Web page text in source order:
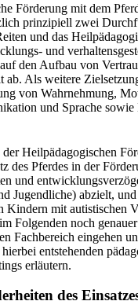
behinderten Menschen
Förderung mit dem
prinzipiell zwei
und das
und
den Aufbau von
ab. Als weitere
von Wahrnehmung,
Heilpädagogischen
des Pferdes in der
und
Jugendliche) abzielt, und
mit autistischen
Folgenden noch genauer
Fachbereich eingehen
erläutern.